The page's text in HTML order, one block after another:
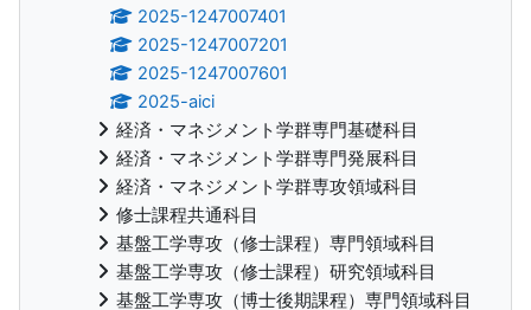
2025-1247007401
2025-1247007201
2025-1247007601
2025-aici
経済・マネジメント学群専門基礎科目
経済・マネジメント学群専門発展科目
経済・マネジメント学群専攻領域科目
修士課程共通科目
基盤工学専攻（修士課程）専門領域科目
基盤工学専攻（修士課程）研究領域科目
基盤工学専攻（博士後期課程）専門領域科目